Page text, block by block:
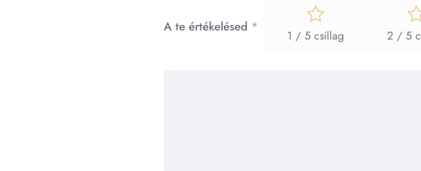
A te értékelésed *
1 / 5 csillag 2 / 5